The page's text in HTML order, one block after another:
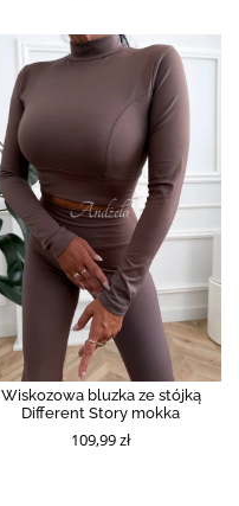
Wiskozowa bluzka ze stójką
Different Story mokka
109,99 zł